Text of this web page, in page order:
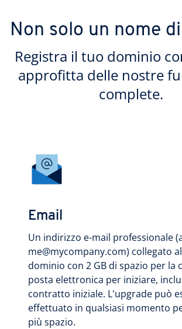
Non solo un nome
Registra il tuo dominio
approfitta delle nostre
complete.
Email
Un indirizzo e-mail professionale
me@mycompany.com) collegato
dominio con 2 GB di spazio per la
posta elettronica per iniziare,
contratto iniziale. L'upgrade può
effettuato in qualsiasi momento
più spazio.